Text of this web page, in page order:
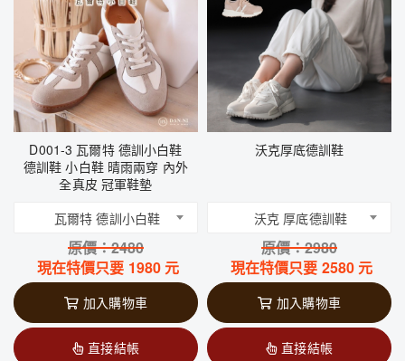
D001-3 瓦爾特 德訓小白鞋
德訓鞋 小白鞋 晴雨兩穿 內外
全真皮 冠軍鞋墊
瓦爾特 德訓小白鞋
原價：2480
現在特價只要 1980 元
加入購物車
直接結帳
沃克厚底德訓鞋
沃克 厚底德訓鞋
原價：2980
現在特價只要 2580 元
加入購物車
直接結帳